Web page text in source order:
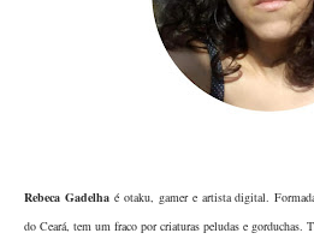
Rebeca Gadelhaé otaku, gamer e artista digital.
do Ceará, tem um fraco por criaturas peludas e gorduchas.